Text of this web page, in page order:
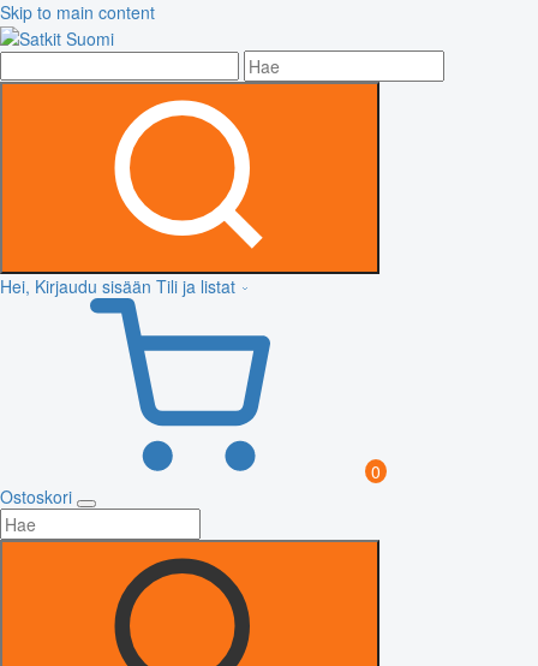
Skip to main content
Hei, Kirjaudu sisään Tili ja listat
0
Ostoskori